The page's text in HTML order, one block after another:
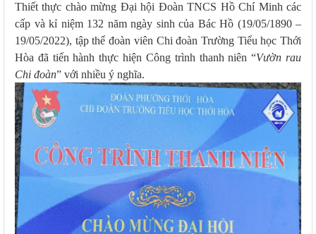
Thiết thực chào mừng Đại hội Đoàn TNCS Hồ Chí Minh các
cấp và kỉ niệm 132 năm ngày sinh của Bác Hồ (19/05/1890 –
19/05/2022), tập thể đoàn viên Chi đoàn Trường Tiểu học Thới
Hòa đã tiến hành thực hiện Công trình thanh niên “Vườn rau
Chi đoàn” với nhiều ý nghĩa.